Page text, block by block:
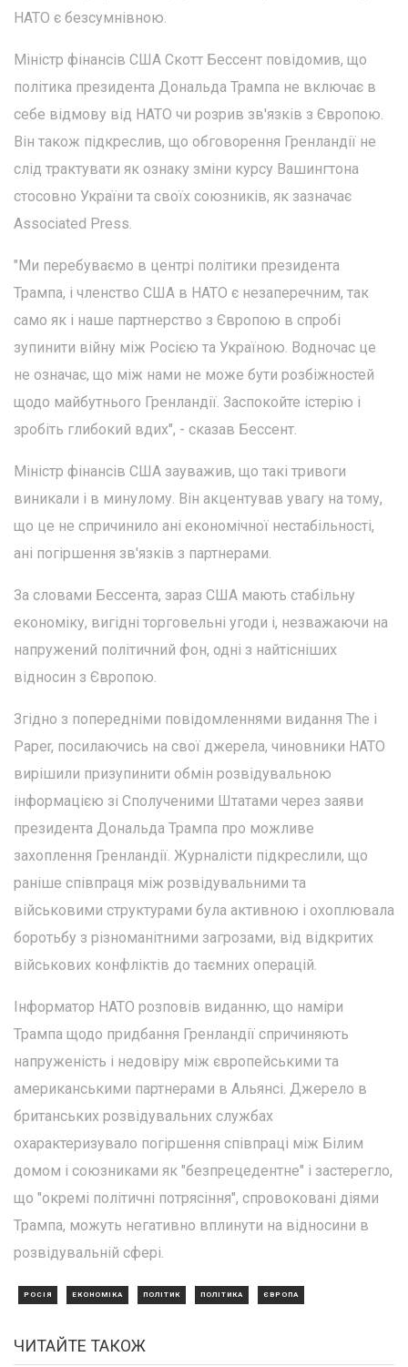
НАТО є безсумнівною.
Міністр фінансів США Скотт Бессент повідомив, що
політика президента Дональда Трампа не включає в
себе відмову від НАТО чи розрив зв'язків з Європою.
Він також підкреслив, що обговорення Гренландії не
слід трактувати як ознаку зміни курсу Вашингтона
стосовно України та своїх союзників, як зазначає
Associated Press.
"Ми перебуваємо в центрі політики президента
Трампа, і членство США в НАТО є незаперечним, так
само як і наше партнерство з Європою в спробі
зупинити війну між Росією та Україною. Водночас це
не означає, що між нами не може бути розбіжностей
щодо майбутнього Гренландії. Заспокойте істерію і
зробіть глибокий вдих", - сказав Бессент.
Міністр фінансів США зауважив, що такі тривоги
виникали і в минулому. Він акцентував увагу на тому,
що це не спричинило ані економічної нестабільності,
ані погіршення зв'язків з партнерами.
За словами Бессента, зараз США мають стабільну
економіку, вигідні торговельні угоди і, незважаючи на
напружений політичний фон, одні з найтісніших
відносин з Європою.
Згідно з попередніми повідомленнями видання The i
Paper, посилаючись на свої джерела, чиновники НАТО
вирішили призупинити обмін розвідувальною
інформацією зі Сполученими Штатами через заяви
президента Дональда Трампа про можливе
захоплення Гренландії. Журналісти підкреслили, що
раніше співпраця між розвідувальними та
військовими структурами була активною і охоплювала
боротьбу з різноманітними загрозами, від відкритих
військових конфліктів до таємних операцій.
Інформатор НАТО розповів виданню, що наміри
Трампа щодо придбання Гренландії спричиняють
напруженість і недовіру між європейськими та
американськими партнерами в Альянсі. Джерело в
британських розвідувальних службах
охарактеризувало погіршення співпраці між Білим
домом і союзниками як "безпрецедентне" і застерегло,
що "окремі політичні потрясіння", спровоковані діями
Трампа, можуть негативно вплинути на відносини в
розвідувальній сфері.
РОСІЯ ЕКОНОМІКА ПОЛІТИК ПОЛІТИКА ЄВРОПА
ЧИТАЙТЕ ТАКОЖ